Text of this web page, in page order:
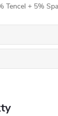
Tencel + 5%